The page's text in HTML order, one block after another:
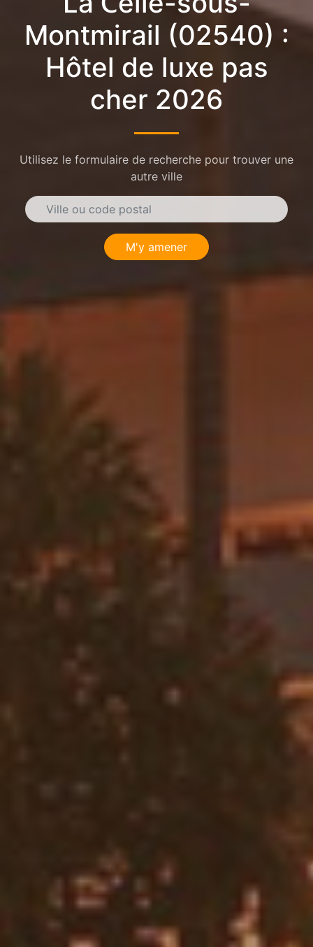
Montmirail (02540) :
Hôtel de luxe pas
cher 2026
Utilisez le formulaire de recherche pour trouver une
autre ville
M'y amener